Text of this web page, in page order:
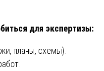
для экспертизы:
планы, схемы).